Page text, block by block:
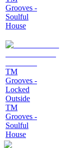
Grooves -
Soulful
House
TM
Grooves -
Locked
Outside
TM
Grooves -
Soulful
House